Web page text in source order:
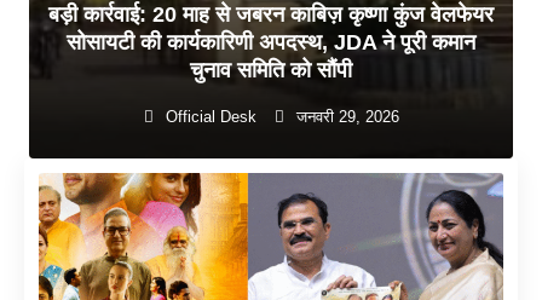
बड़ी कार्रवाई: 20 माह से जबरन काबिज़ कृष्णा कुंज वेलफेयर
सोसायटी की कार्यकारिणी अपदस्थ, JDA ने पूरी कमान
चुनाव समिति को सौंपी
Official Desk जनवरी 29, 2026